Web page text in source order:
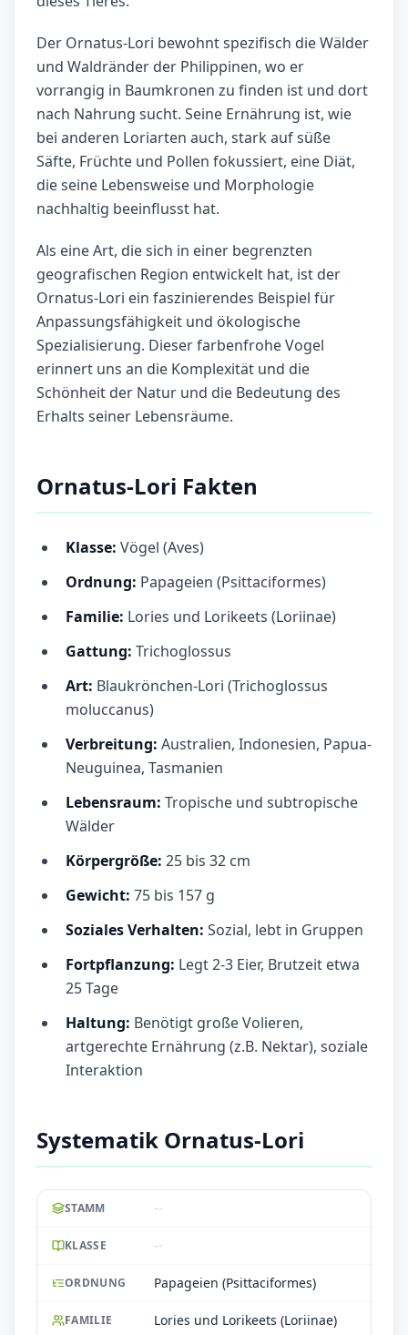
Der Ornatus-Lori bewohnt spezifisch die Wälder
und Waldränder der Philippinen, wo er
vorrangig in Baumkronen zu finden ist und dort
nach Nahrung sucht. Seine Ernährung ist, wie
bei anderen Loriarten auch, stark auf süße
Säfte, Früchte und Pollen fokussiert, eine Diät,
die seine Lebensweise und Morphologie
nachhaltig beeinflusst hat.
Als eine Art, die sich in einer begrenzten
geografischen Region entwickelt hat, ist der
Ornatus-Lori ein faszinierendes Beispiel für
Anpassungsfähigkeit und ökologische
Spezialisierung. Dieser farbenfrohe Vogel
erinnert uns an die Komplexität und die
Schönheit der Natur und die Bedeutung des
Erhalts seiner Lebensräume.
Ornatus-Lori Fakten
Klasse: Vögel (Aves)
Ordnung: Papageien (Psittaciformes)
Familie: Lories und Lorikeets (Loriinae)
Gattung: Trichoglossus
Art: Blaukrönchen-Lori (Trichoglossus
moluccanus)
Verbreitung: Australien, Indonesien, Papua-
Neuguinea, Tasmanien
Lebensraum: Tropische und subtropische
Wälder
Körpergröße: 25 bis 32 cm
Gewicht: 75 bis 157 g
Soziales Verhalten: Sozial, lebt in Gruppen
Fortpflanzung: Legt 2-3 Eier, Brutzeit etwa
25 Tage
Haltung: Benötigt große Volieren,
artgerechte Ernährung (z.B. Nektar), soziale
Interaktion
Systematik Ornatus-Lori
STAMM --
KLASSE --
ORDNUNG Papageien (Psittaciformes)
FAMILIE Lories und Lorikeets (Loriinae)